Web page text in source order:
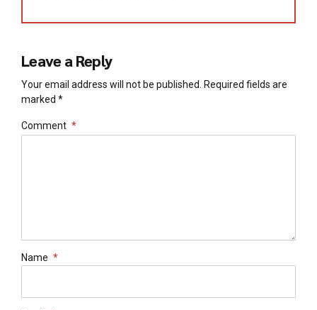
Leave a Reply
Your email address will not be published. Required fields are
marked *
Comment *
Name *